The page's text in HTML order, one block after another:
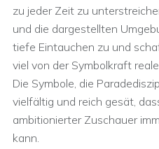
zu jeder Zeit zu
und die dargestellten
tiefe Eintauchen zu und
viel von der Symbolkraft
Die Symbole, die
vielfältig und reich gesät,
ambitionierter Zuschauer
kann.